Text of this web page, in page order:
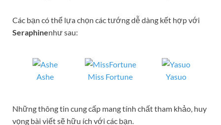
Các bạn có thể lựa chọn các tướng dễ dàng kết hợp với
Seraphinenhư sau:
Ashe Miss Fortune Yasuo
Những thông tin cung cấp mang tính chất tham khảo, huy
vọng bài viết sẽ hữu ích với các bạn.